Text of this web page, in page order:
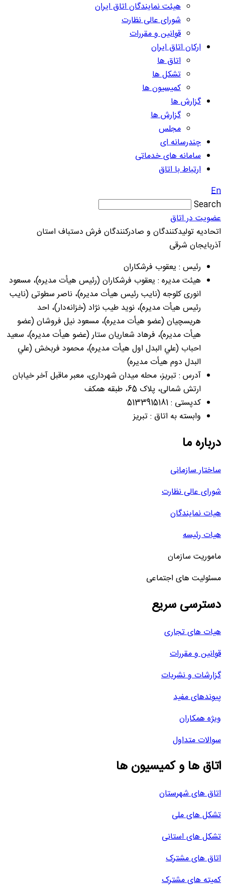
هیئت نمایندگان اتاق ایران
شورای عالی نظارت
قوانین و مقررات
ارکان اتاق ایران
اتاق ها
تشکل ها
کمیسیون ها
گزارش ها
گزارش ها
مجلس
چندرسانه ای
سامانه های خدماتی
ارتباط با اتاق
En
Search
عضویت در اتاق
اتحادیه تولیدکنندگان و صادرکنندگان فرش دستباف استان
آذربایجان شرقی
رئیس : یعقوب فرشکاران
هیئت مدیره : یعقوب فرشکاران (رئيس هیأت مدیره)، مسعود
انوری کلوجه (نايب رئيس هیأت مدیره)، ناصر سطوتی (نايب
رئيس هیأت مدیره)، نوید طیب نژاد (خزانه‌دار)، احد
هریسچیان (عضو هیأت مدیره)، مسعود نیل فروشان (عضو
هیأت مدیره)، فرهاد شعاریان ستار (عضو هیأت مدیره)، سعید
احباب (علي البدل اول هیأت مدیره)، محمود فربخش (علي
البدل دوم هیأت مدیره)
آدرس : تبریز، محله میدان شهرداری، معبر ماقبل آخر خیابان
ارتش شمالی، پلاک 65، طبقه همکف
کدپستی : 5133915181
وابسته به اتاق : تبریز
درباره ما
ساختار سازمانی
شورای عالی نظارت
هیات نمایندگان
هیات رئیسه
ماموریت سازمان
مسئولیت های اجتماعی
دسترسی سریع
هیات های تجاری
قوانین و مقررات
گزارشات و نشریات
پیوندهای مفید
ویژه همکاران
سوالات متداول
اتاق ها و کمیسیون ها
اتاق های شهرستان
تشکل های ملی
تشکل های استانی
اتاق های مشترک
کمیته های مشترک